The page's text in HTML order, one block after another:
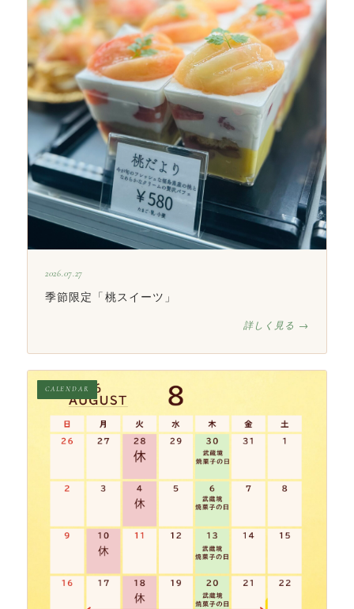
2026.07.27
季節限定「桃スイーツ」
詳しく見る →
CALENDAR